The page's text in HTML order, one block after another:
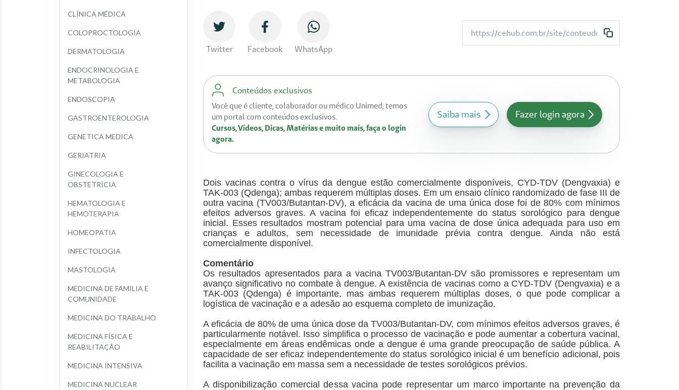
CLÍNICA MÉDICA
COLOPROCTOLOGIA
DERMATOLOGIA
ENDOCRINOLOGIA E
METABOLOGIA
ENDOSCOPIA
GASTROENTEROLOGIA
GENETICA MEDICA
GERIATRIA
GINECOLOGIA E
OBSTETRÍCIA
HEMATOLOGIA E
HEMOTERAPIA
HOMEOPATIA
INFECTOLOGIA
MASTOLOGIA
MEDICINA DE FAMILIA E
COMUNIDADE
MEDICINA DO TRABALHO
MEDICINA FÍSICA E
REABILITAÇÃO
MEDICINA INTENSIVA
MEDICINA NUCLEAR
Twitter Facebook WhatsApp
https://cehub.com.br/site/conteudo/283-vacina-
Conteúdos exclusivos
Você que é cliente, colaborador ou médico Unimed, temos
um portal com conteúdos exclusívos.
Cursos, Vídeos, Dicas, Matérias e muito mais, faça o login
agora.
Saiba mais Fazer login agora
Dois vacinas contra o vírus da dengue estão comercialmente disponíveis, CYD-TDV (Dengvaxia) e
TAK-003 (Qdenga); ambas requerem múltiplas doses. Em um ensaio clínico randomizado de fase III de
outra vacina (TV003/Butantan-DV), a eficácia da vacina de uma única dose foi de 80% com mínimos
efeitos adversos graves. A vacina foi eficaz independentemente do status sorológico para dengue
inicial. Esses resultados mostram potencial para uma vacina de dose única adequada para uso em
crianças e adultos, sem necessidade de imunidade prévia contra dengue. Ainda não está
comercialmente disponível.
Comentário
Os resultados apresentados para a vacina TV003/Butantan-DV são promissores e representam um
avanço significativo no combate à dengue. A existência de vacinas como a CYD-TDV (Dengvaxia) e a
TAK-003 (Qdenga) é importante, mas ambas requerem múltiplas doses, o que pode complicar a
logística de vacinação e a adesão ao esquema completo de imunização.
A eficácia de 80% de uma única dose da TV003/Butantan-DV, com mínimos efeitos adversos graves, é
particularmente notável. Isso simplifica o processo de vacinação e pode aumentar a cobertura vacinal,
especialmente em áreas endêmicas onde a dengue é uma grande preocupação de saúde pública. A
capacidade de ser eficaz independentemente do status sorológico inicial é um benefício adicional, pois
facilita a vacinação em massa sem a necessidade de testes sorológicos prévios.
A disponibilização comercial dessa vacina pode representar um marco importante na prevenção da